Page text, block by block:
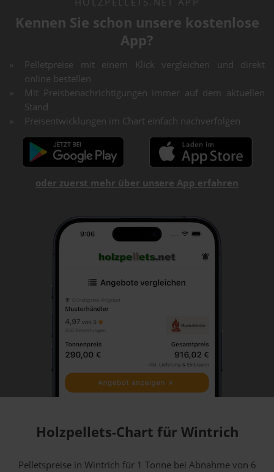
Kennen Sie schon unsere kostenlose
App?
Pelletpreise mit einem Klick vergleichen und direkt
online bestellen
Mit Preisbenachrichtigungen immer auf dem aktuellen
Stand
Preisentwicklungen im Chart einfach nachverfolgen
oder zuerst mehr über unsere App erfahren
Holzpellets-Chart für Wintrich
Pelletspreise in Wintrich für 1 Tonne bei Abnahmevon 6